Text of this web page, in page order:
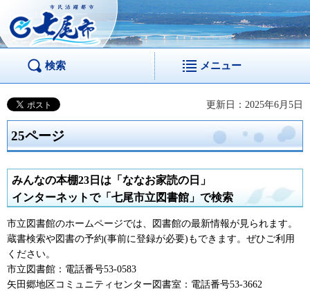
市民活躍都市 七尾
市
検索 メニュー
更新日：2025年6月5日
25ページ
みんなの本棚23日は「ななお家読の日」
インターネットで「七尾市立図書館」で検索
市立図書館のホームページでは、図書館の最新情報が見られます。
蔵書検索や図書の予約(事前に登録が必要)もできます。ぜひご利用
ください。
市立図書館：電話番号53-0583
矢田郷地区コミュニティセンター図書室：電話番号53-3662